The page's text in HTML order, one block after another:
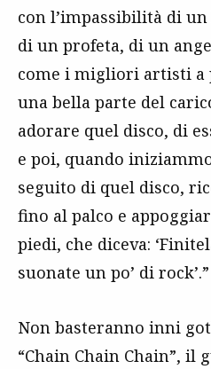
con l’impassibilità di
di un profeta, di un
come i migliori artisti a
una bella parte del
adorare quel disco, di
e poi, quando
seguito di quel disco,
fino al palco e
piedi, che diceva:
suonate un po’ di rock’.”
Non basteranno inni
“Chain Chain Chain”, il